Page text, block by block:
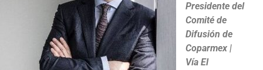
Presidente del
Comité de
Difusión de
Coparmex |
Vía El